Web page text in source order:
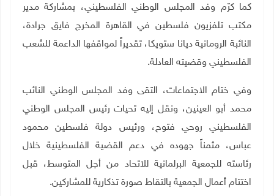
كما كرّم وفد المجلس الوطني الفلسطيني، بمشاركة مدير
مكتب تلفزيون فلسطين في القاهرة المخرج فايق جرادة،
النائبة الرومانية ديانا ستويكا، تقديراً لمواقفها الداعمة للشعب
الفلسطيني وقضيته العادلة.
وفي ختام الاجتماعات، التقى وفد المجلس الوطني النائب
محمد أبو العينين، ونقل إليه تحيات رئيس المجلس الوطني
الفلسطيني روحي فتوح، ورئيس دولة فلسطين محمود
عباس، مثمناً جهوده في دعم القضية الفلسطينية خلال
رئاسته للجمعية البرلمانية للاتحاد من أجل المتوسط، قبل
اختتام أعمال الجمعية بالتقاط صورة تذكارية للمشاركين.